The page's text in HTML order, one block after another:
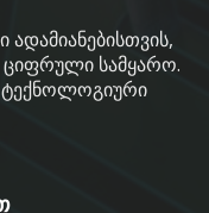
ადამიანებისთვის,
ციფრული სამყარო.
ტექნოლოგიური